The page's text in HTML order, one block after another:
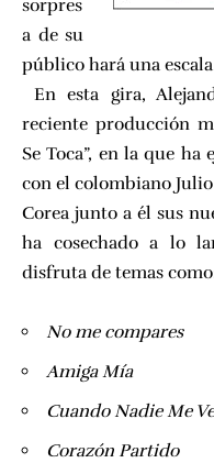
sorpres
a de su
público hará una
En esta gira,
reciente producción
Se Toca”, en la que
con el colombiano
Corea junto a él sus
ha cosechado a lo
disfruta de temas
No me compares
Amiga Mía
Cuando Nadie Me Ve
Corazón Partido